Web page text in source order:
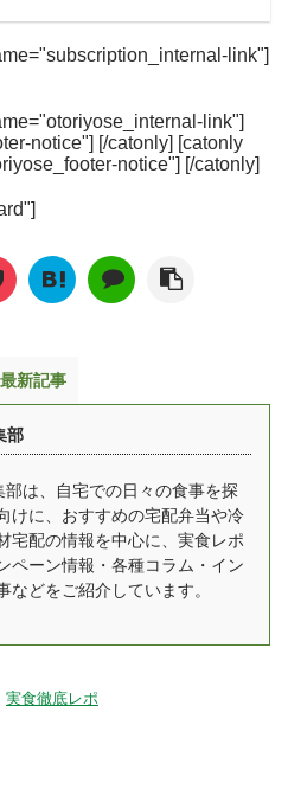
link"]
link"]
notice"] [/catonly] [catonly
notice"] [/catonly]
最新記事
部
部は、自宅での日々の食事を探
けに、おすすめの宅配弁当や冷
宅配の情報を中心に、実食レポ
ペーン情報・各種コラム・イン
などをご紹介しています。
実食徹底レポ